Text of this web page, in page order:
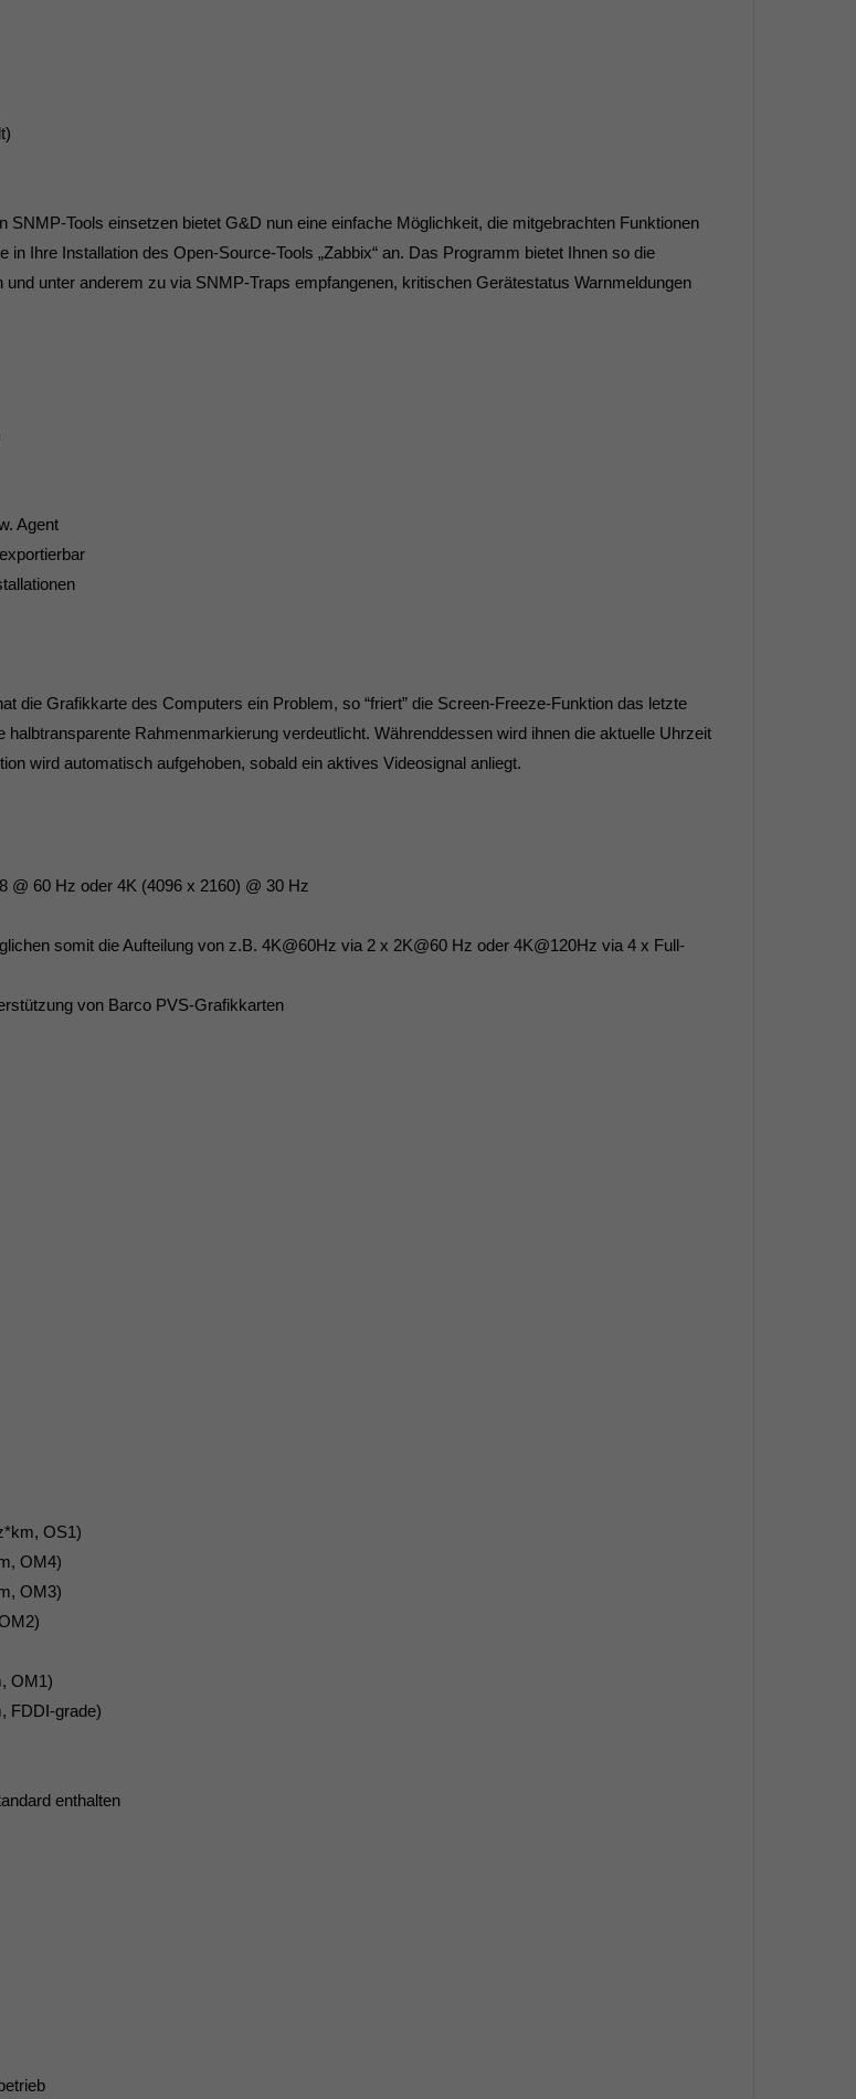
SNMP-Tools einsetzen bietet G&D nun eine einfache Möglichkeit, die mitgebrachten Funktionen
Ihre Installation des Open-Source-Tools „Zabbix“ an. Das Programm bietet Ihnen so die
unter anderem zu via SNMP-Traps empfangenen, kritischen Gerätestatus Warnmeldungen
Agent
die Grafikkarte des Computers ein Problem, so “friert” die Screen-Freeze-Funktion das letzte
Rahmenmarkierung verdeutlicht. Währenddessen wird ihnen die aktuelle Uhrzeit
wird automatisch aufgehoben, sobald ein aktives Videosignal anliegt.
@ 60 Hz oder 4K (4096 x 2160) @ 30 Hz
somit die Aufteilung von z.B. 4K@60Hz via 2 x 2K@60 Hz oder 4K@120Hz via 4 x Full-
von Barco PVS-Grafikkarten
OS1)
OM4)
OM3)
OM1)
FDDI-grade)
enthalten